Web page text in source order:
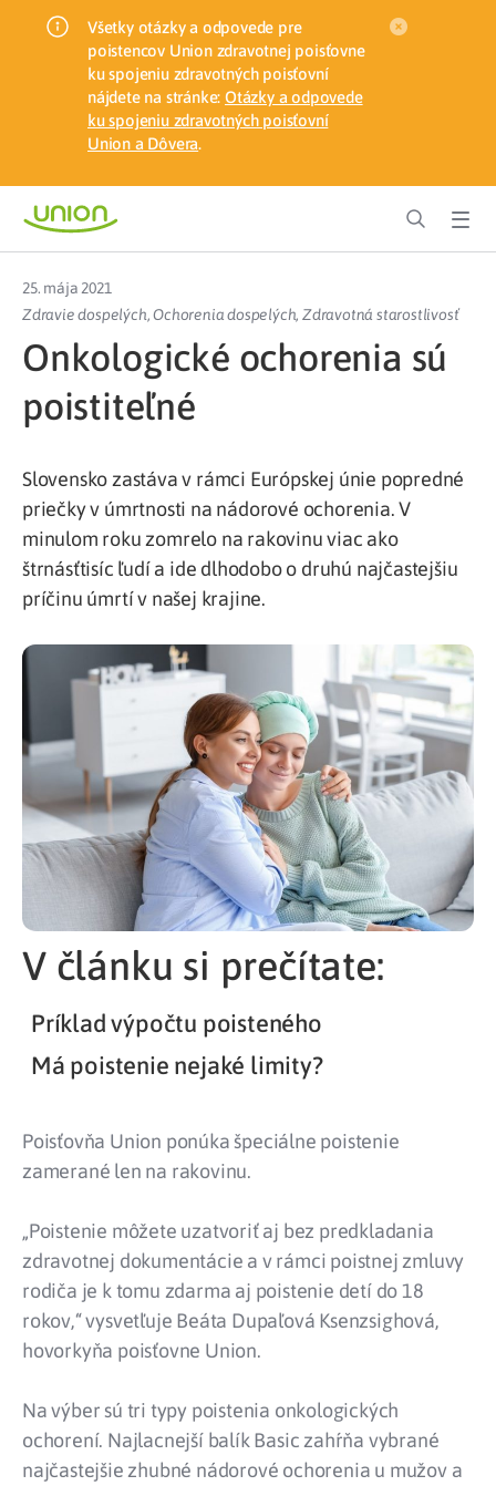
Všetky otázky a odpovede pre
poistencov Union zdravotnej poisťovne
ku spojeniu zdravotných poisťovní
nájdete na stránke: Otázky a odpovede
ku spojeniu zdravotných poisťovní
Union a Dôvera.
25. mája 2021
Zdravie dospelých,Ochorenia dospelých,Zdravotná starostlivosť
Onkologické ochorenia sú
poistiteľné
Slovensko zastáva v rámci Európskej únie popredné
priečky v úmrtnosti na nádorové ochorenia. V
minulom roku zomrelo na rakovinu viac ako
štrnásťtisíc ľudí a ide dlhodobo o druhú najčastejšiu
príčinu úmrtí v našej krajine.
V článku si prečítate:
Príklad výpočtu poisteného
Má poistenie nejaké limity?
Poisťovňa Union ponúka špeciálne poistenie
zamerané len na rakovinu.
„Poistenie môžete uzatvoriť aj bez predkladania
zdravotnej dokumentácie a v rámci poistnej zmluvy
rodiča je k tomu zdarma aj poistenie detí do 18
rokov,“ vysvetľuje Beáta Dupaľová Ksenzsighová,
hovorkyňa poisťovne Union.
Na výber sú tri typy poistenia onkologických
ochorení. Najlacnejší balík Basic zahŕňa vybrané
najčastejšie zhubné nádorové ochorenia u mužov a